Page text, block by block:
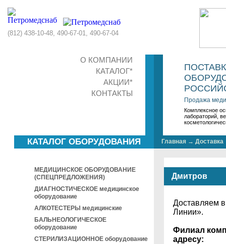
(812) 438-10-48, 490-67-01, 490-67-04
О КОМПАНИИ
КАТАЛОГ*
АКЦИИ*
КОНТАКТЫ
Продажа
Комплексное
лабораторий,
КАТАЛОГ ОБОРУДОВАНИЯ Главная → Доставка
МЕДИЦИНСКОЕ ОБОРУДОВАНИЕ
(СПЕЦПРЕДЛОЖЕНИЯ)
ДИАГНОСТИЧЕСКОЕ медицинское
оборудование
АЛКОТЕСТЕРЫ медицинские
БАЛЬНЕОЛОГИЧЕСКОЕ
оборудование
СТЕРИЛИЗАЦИОННОЕ оборудование
Дмитров
Доставляем
Линии».
Филиал
адресу: